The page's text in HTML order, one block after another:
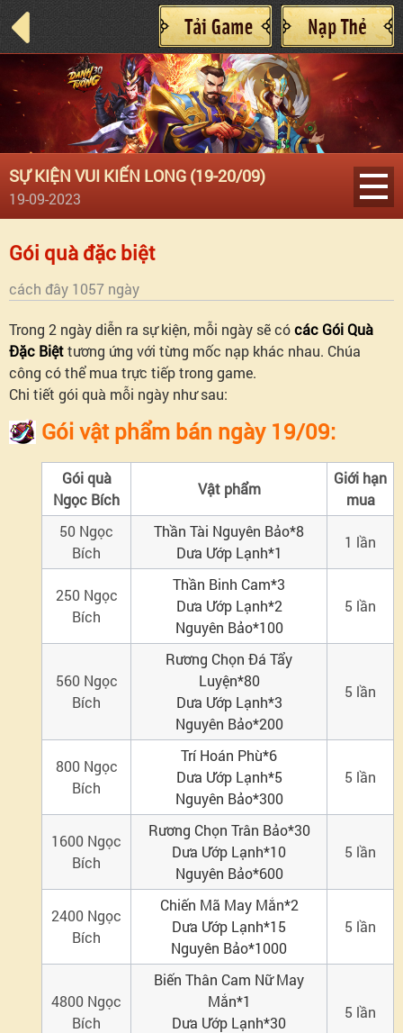
SỰ KIỆN VUI KIẾN LONG (19-20/09)
19-09-2023
Gói quà đặc biệt
cách đây 1057 ngày
Trong 2 ngày diễn ra sự kiện, mỗi ngày sẽ cócác Gói Quà
Đặc Biệttương ứng với từng mốc nạp khác nhau. Chúa
công có thể mua trực tiếp trong game.
Chi tiết gói quà mỗi ngày như sau:
Gói vật phẩm bán ngày 19/09:
Gói quà
Ngọc Bích
Vật phẩm
Giới hạn
mua
50 Ngọc
Bích
Thần Tài Nguyên Bảo*8
Dưa Ướp Lạnh*1
1 lần
250 Ngọc
Bích
Thần Binh Cam*3
Dưa Ướp Lạnh*2
Nguyên Bảo*100
5 lần
560 Ngọc
Bích
Rương Chọn Đá Tẩy
Luyện*80
Dưa Ướp Lạnh*3
Nguyên Bảo*200
5 lần
800 Ngọc
Bích
Trí Hoán Phù*6
Dưa Ướp Lạnh*5
Nguyên Bảo*300
5 lần
1600 Ngọc
Bích
Rương Chọn Trân Bảo*30
Dưa Ướp Lạnh*10
Nguyên Bảo*600
5 lần
2400 Ngọc
Bích
Chiến Mã May Mắn*2
Dưa Ướp Lạnh*15
Nguyên Bảo*1000
5 lần
4800 Ngọc
Bích
Biến Thân Cam Nữ May
Mắn*1
Dưa Ướp Lạnh*30
5 lần
Điều
kiện
tham
gia
Phúc
rương